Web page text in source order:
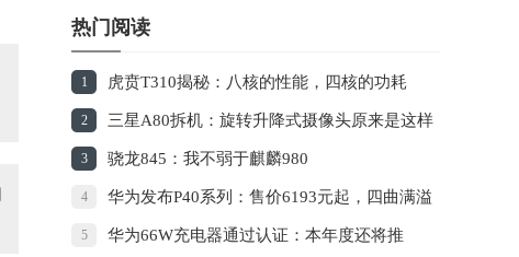
热门阅读
1 虎贲T310揭秘：八核的性能，四核的功耗
2 三星A80拆机：旋转升降式摄像头原来是这样
工作的
3 骁龙845：我不弱于麒麟980
4 华为发布P40系列：售价6193元起，四曲满溢
屏+100倍变焦
5 华为66W充电器通过认证：本年度还将推